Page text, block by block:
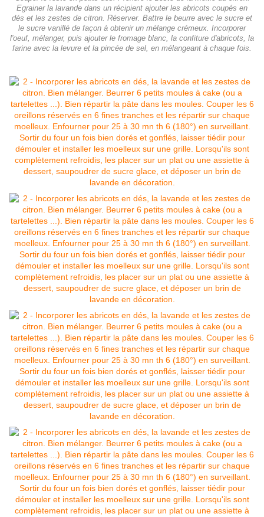
Egrainer la lavande dans un récipient ajouter les abricots coupés en
dés et les zestes de citron. Réserver. Battre le beurre avec le sucre et
le sucre vanillé de façon à obtenir un mélange crémeux. Incorporer
l'oeuf, mélanger, puis ajouter le fromage blanc, la confiture d'abricots, la
farine avec la levure et la pincée de sel, en mélangeant à chaque fois.